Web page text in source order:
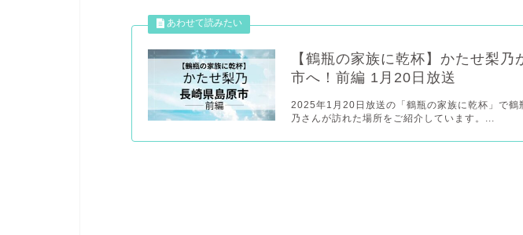
【鶴瓶の家族に乾杯】かたせ梨乃
市へ！前編 1月20日放送
2025年1月20日放送の「鶴瓶の家族に乾杯」で鶴
乃さんが訪れた場所をご紹介しています。...